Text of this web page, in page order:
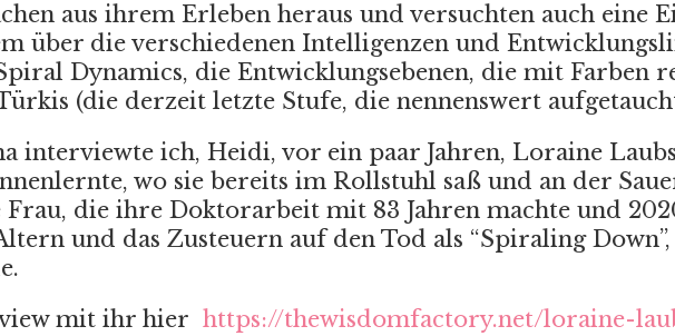
aus ihrem Erleben heraus und versuchten auch eine
über die verschiedenen Intelligenzen und
Dynamics, die Entwicklungsebenen, die mit Farben
(die derzeit letzte Stufe, die nennenswert
interviewte ich, Heidi, vor ein paar Jahren, Loraine
wo sie bereits im Rollstuhl saß und an der
Frau, die ihre Doktorarbeit mit 83 Jahren machte und
und das Zusteuern auf den Tod als “Spiraling
mit ihr hier https://thewisdomfactory.net/loraine-